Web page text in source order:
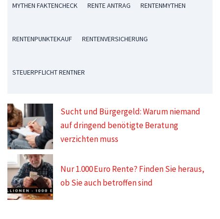
MYTHEN FAKTENCHECK RENTE ANTRAG RENTENMYTHEN
RENTENPUNKTEKAUF RENTENVERSICHERUNG
STEUERPFLICHT RENTNER
Sucht und Bürgergeld: Warum niemand
auf dringend benötigte Beratung
verzichten muss
Nur 1.000 Euro Rente? Finden Sie heraus,
ob Sie auch betroffen sind